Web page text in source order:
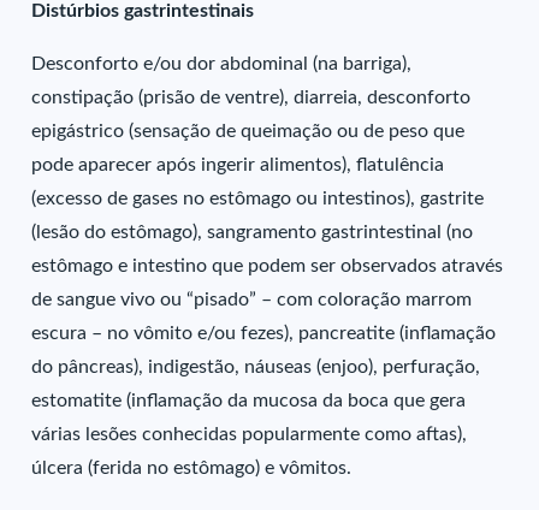
Distúrbios gastrintestinais
Desconforto e/ou dor abdominal (na barriga),
constipação (prisão de ventre), diarreia, desconforto
epigástrico (sensação de queimação ou de peso que
pode aparecer após ingerir alimentos), flatulência
(excesso de gases no estômago ou intestinos), gastrite
(lesão do estômago), sangramento gastrintestinal (no
estômago e intestino que podem ser observados através
de sangue vivo ou “pisado” – com coloração marrom
escura – no vômito e/ou fezes), pancreatite (inflamação
do pâncreas), indigestão, náuseas (enjoo), perfuração,
estomatite (inflamação da mucosa da boca que gera
várias lesões conhecidas popularmente como aftas),
úlcera (ferida no estômago) e vômitos.